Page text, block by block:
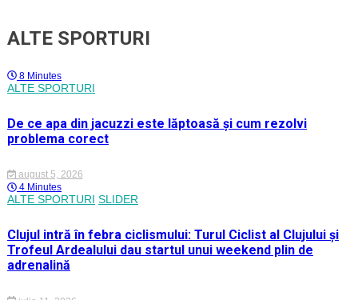
ALTE SPORTURI
8 Minutes
ALTE SPORTURI
De ce apa din jacuzzi este lăptoasă și cum rezolvi
problema corect
august 5, 2026
4 Minutes
ALTE SPORTURI SLIDER
Clujul intră în febra ciclismului: Turul Ciclist al Clujului și
Trofeul Ardealului dau startul unui weekend plin de
adrenalină